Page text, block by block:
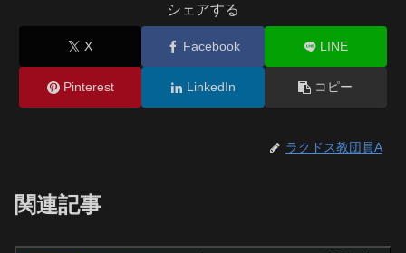
シェアする
X Facebook LINE
Pinterest LinkedIn コピー
ラクドス教団員A
関連記事